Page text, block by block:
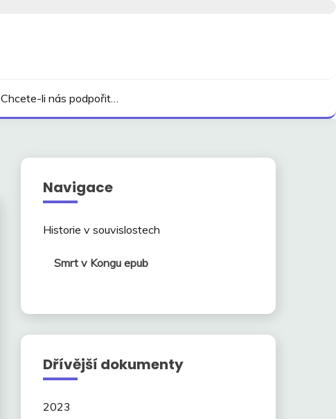
Chcete-li nás podpořit…
Navigace
Historie v souvislostech
Smrt v Kongu epub
Dřívější dokumenty
2023